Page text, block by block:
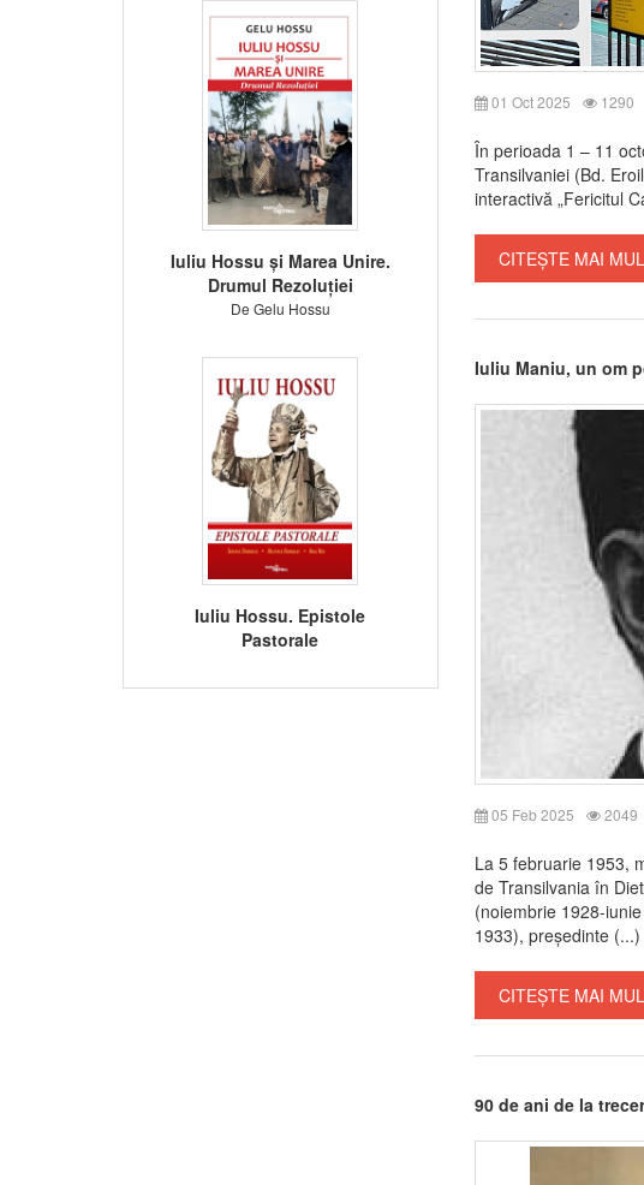
Iuliu Hossu și Marea Unire.
Drumul Rezoluției
De Gelu Hossu
Iuliu Hossu. Epistole
Pastorale
01 Oct 2025 1290
În perioada 1 – 11
Transilvaniei (Bd.
interactivă „Fericitul
CITEȘTE MAI
Iuliu Maniu, un om
05 Feb 2025 2049
La 5 februarie 1953,
de Transilvania în
(noiembrie 1928-
1933), președinte (...)
CITEȘTE MAI
90 de ani de la